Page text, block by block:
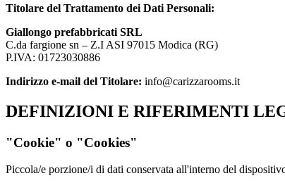
Titolare del Trattamento dei Dati Personali:
Giallongo prefabbricati SRL
C.da fargione sn – Z.I ASI 97015 Modica (RG)
P.IVA: 01723030886
Indirizzo e-mail del Titolare: info@carizzarooms.it
DEFINIZIONI E RIFERIMENTI
"Cookie" o "Cookies"
Piccola/e porzione/i di dati conservata all'interno del